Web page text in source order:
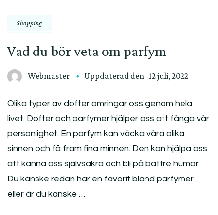
Shopping
Vad du bör veta om parfym
Webmaster Uppdaterad den 12 juli, 2022
Olika typer av dofter omringar oss genom hela
livet. Dofter och parfymer hjälper oss att fånga vår
personlighet. En parfym kan väcka våra olika
sinnen och få fram fina minnen. Den kan hjälpa oss
att känna oss självsäkra och bli på bättre humör.
Du kanske redan har en favorit bland parfymer
eller är du kanske …